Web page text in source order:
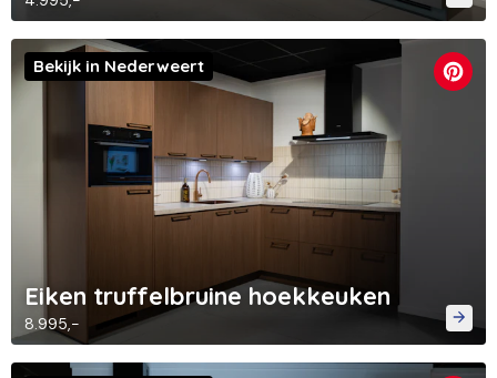
Eiken truffelbruine hoekkeuken
8.995,-
Bekijk in Nederweert